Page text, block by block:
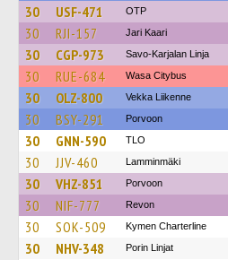
30 USF-471 OTP
30 RJI-157 Jari Kaari
30 CGP-973 Savo-Karjalan Linja
30 RUE-684 Wasa Citybus
30 OLZ-800 Vekka Liikenne
30 BSY-291 Porvoon
30 GNN-590 TLO
30 JJV-460 Lamminmäki
30 VHZ-851 Porvoon
30 NIF-777 Revon
30 SOK-509 Kymen Charterline
30 NHV-348 Porin Linjat